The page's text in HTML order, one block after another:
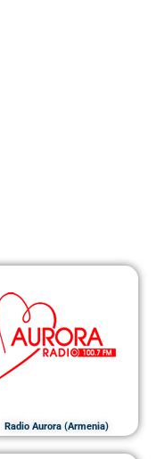
Radio Aurora (Armenia)